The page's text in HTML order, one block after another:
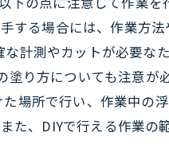
する場合には、作業方法
計測やカットが必要な
り方についても注意が
場所で行い、作業中の
た、DIYで行える作業の